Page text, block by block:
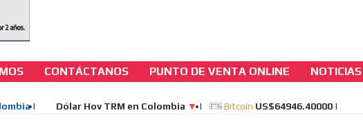
CONTÁCTANOS PUNTO DE VENTA ONLINE NOTICIAS
Baloto, desierta la Licitación